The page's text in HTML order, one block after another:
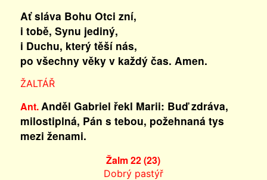
Ať sláva Bohu Otci zní,
i tobě, Synu jediný,
i Duchu, který těší nás,
po všechny věky v každý čas. Amen.
ŽALTÁŘ
Ant.Anděl Gabriel řekl Marii: Buď zdráva,
milostiplná, Pán s tebou, požehnaná tys
mezi ženami.
Žalm 22 (23)
Dobrý pastýř